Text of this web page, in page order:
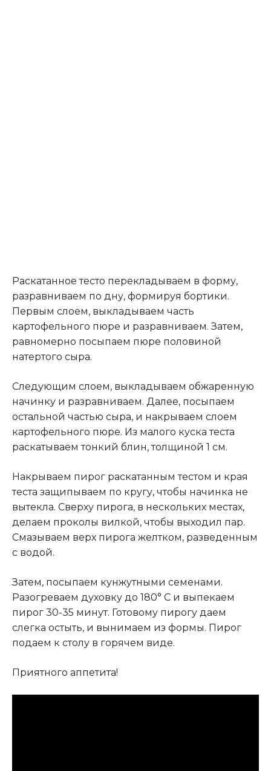
Раскатанное тесто перекладываем в форму,
разравниваем по дну, формируя бортики.
Первым слоем, выкладываем часть
картофельного пюре и разравниваем. Затем,
равномерно посыпаем пюре половиной
натертого сыра.
Следующим слоем, выкладываем обжаренную
начинку и разравниваем. Далее, посыпаем
остальной частью сыра, и накрываем слоем
картофельного пюре. Из малого куска теста
раскатываем тонкий блин, толщиной 1 см.
Накрываем пирог раскатанным тестом и края
теста защипываем по кругу, чтобы начинка не
вытекла. Сверху пирога, в нескольких местах,
делаем проколы вилкой, чтобы выходил пар.
Смазываем верх пирога желтком, разведенным
с водой.
Затем, посыпаем кунжутными семенами.
Разогреваем духовку до 180° C и выпекаем
пирог 30-35 минут. Готовому пирогу даем
слегка остыть, и вынимаем из формы. Пирог
подаем к столу в горячем виде.
Приятного аппетита!